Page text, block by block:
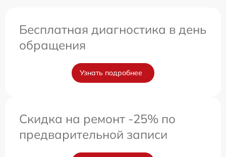
Бесплатная диагностика в день
обращения
Узнать подробнее
Скидка на ремонт -25% по
предварительной записи